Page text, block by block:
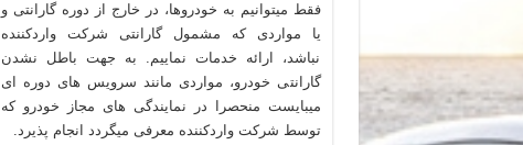
فقط میتوانیم به خودروها، در خارج از دوره گارانتی و
یا مواردی که مشمول گارانتی شرکت واردکننده
نباشد، ارائه خدمات نماییم. به جهت باطل نشدن
گارانتی خودرو، مواردی مانند سرویس های دوره ای
میبایست منحصرا در نمایندگی های مجاز خودرو که
توسط شرکت واردکننده معرفی میگردد انجام پذیرد.